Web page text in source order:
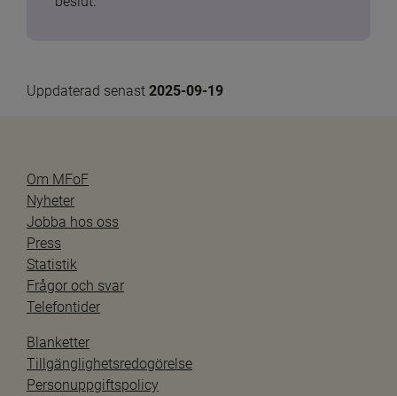
Uppdaterad senast 2025-09-19
Om MFoF
Nyheter
Jobba hos oss
Press
Statistik
Frågor och svar
Telefontider
Blanketter
Tillgänglighetsredogörelse
Personuppgiftspolicy